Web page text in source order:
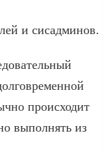
и сисадминов.
происходит
выполнять из